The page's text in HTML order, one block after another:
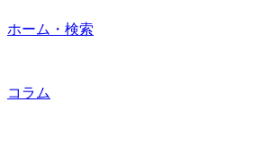
ホーム・検索
コラム